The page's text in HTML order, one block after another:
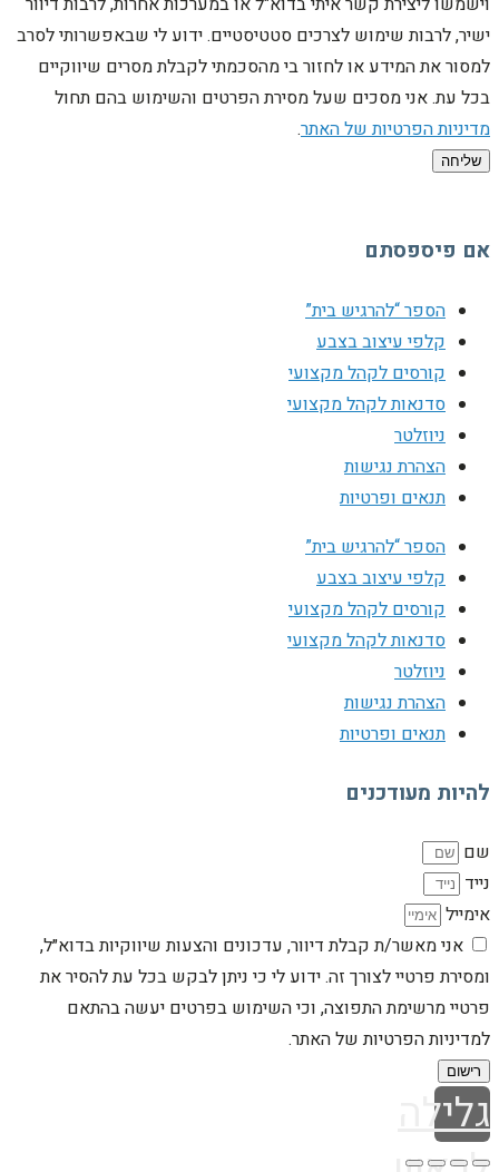
ישיר, לרבות שימוש לצרכים סטטיסטיים. ידוע לי שבאפשרותי לסרב
למסור את המידע או לחזור בי מהסכמתי לקבלת מסרים שיווקיים
בכל עת. אני מסכים שעל מסירת הפרטים והשימוש בהם תחול
מדיניות הפרטיות של האתר.
שליחה
אם פיספסתם
הספר “להרגיש בית”
קלפי עיצוב בצבע
קורסים לקהל מקצועי
סדנאות לקהל מקצועי
ניוזלטר
הצהרת נגישות
תנאים ופרטיות
הספר “להרגיש בית”
קלפי עיצוב בצבע
קורסים לקהל מקצועי
סדנאות לקהל מקצועי
ניוזלטר
הצהרת נגישות
תנאים ופרטיות
להיות מעודכנים
שם
נייד
אימייל
אני מאשר/ת קבלת דיוור, עדכונים והצעות שיווקיות בדוא״ל,
ומסירת פרטיי לצורך זה. ידוע לי כי ניתן לבקש בכל עת להסיר את
פרטיי מרשימת התפוצה, וכי השימוש בפרטים יעשה בהתאם
למדיניות הפרטיות של האתר.
רישום
גלילה